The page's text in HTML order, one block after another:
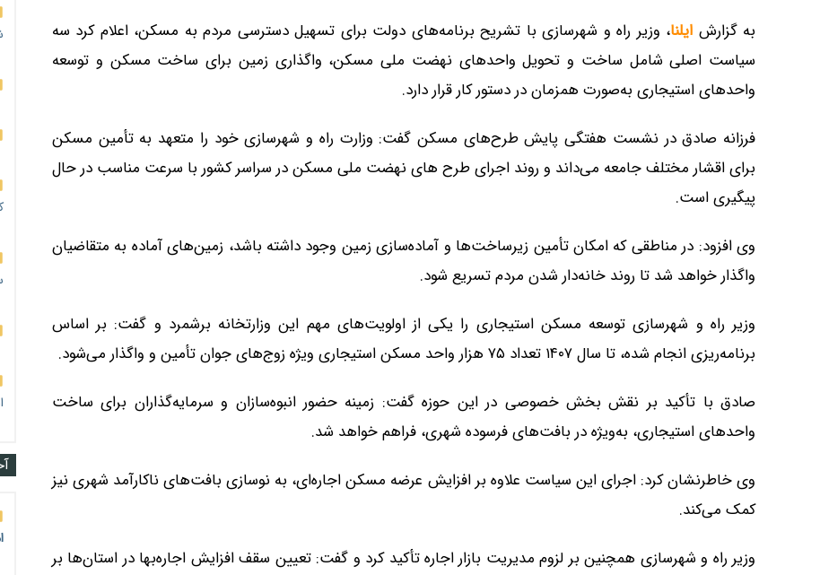
به گزارش ایلنا، وزیر راه و شهرسازی با تشریح برنامه‌های دولت برای تسهیل دسترسی مردم به مسکن، اعلام کرد سه
سیاست اصلی شامل ساخت و تحویل واحد‌های نهضت ملی مسکن، واگذاری زمین برای ساخت مسکن و توسعه
واحد‌های استیجاری به‌صورت همزمان در دستور کار قرار دارد.
فرزانه صادق در نشست هفتگی پایش طرح‌های مسکن گفت: وزارت راه و شهرسازی خود را متعهد به تأمین مسکن
برای اقشار مختلف جامعه می‌داند و روند اجرای طرح های نهضت ملی مسکن در سراسر کشور با سرعت مناسب در حال
پیگیری است.
وی افزود: در مناطقی که امکان تأمین زیرساخت‌ها و آماده‌سازی زمین وجود داشته باشد، زمین‌های آماده به متقاضیان
واگذار خواهد شد تا روند خانه‌دار شدن مردم تسریع شود.
وزیر راه و شهرسازی توسعه مسکن استیجاری را یکی از اولویت‌های مهم این وزارتخانه برشمرد و گفت: بر اساس
برنامه‌ریزی انجام شده، تا سال ۱۴۰۷ تعداد ۷۵ هزار واحد مسکن استیجاری ویژه زوج‌های جوان تأمین و واگذار می‌شود.
صادق با تأکید بر نقش بخش خصوصی در این حوزه گفت: زمینه حضور انبوه‌سازان و سرمایه‌گذاران برای ساخت
واحد‌های استیجاری، به‌ویژه در بافت‌های فرسوده شهری، فراهم خواهد شد.
وی خاطرنشان کرد: اجرای این سیاست علاوه بر افزایش عرضه مسکن اجاره‌ای، به نوسازی بافت‌های ناکارآمد شهری نیز
کمک می‌کند.
وزیر راه و شهرسازی همچنین بر لزوم مدیریت بازار اجاره تأکید کرد و گفت: تعیین سقف افزایش اجاره‌بها در استان‌ها بر